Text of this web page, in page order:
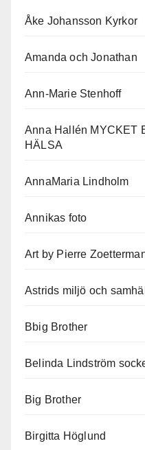
Åke Johansson Kyrkor
Amanda och Jonathan
Ann-Marie Stenhoff
Anna Hallén MYCKET
HÄLSA
AnnaMaria Lindholm
Annikas foto
Art by Pierre
Astrids miljö och
Bbig Brother
Belinda Lindström
Big Brother
Birgitta Höglund